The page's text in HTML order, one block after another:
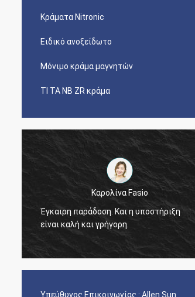
Κράματα Nitronic
Ειδικό ανοξείδωτο
Μόνιμο κράμα μαγνητών
ΤΙ ΤΑ NB ZR κράμα
Καρολίνα Fasio
Έγκαιρη παράδοση. Και η υποστήριξη
είναι καλή και γρήγορη.
Υπεύθυνος Επικοινωνίας : Allen Sun